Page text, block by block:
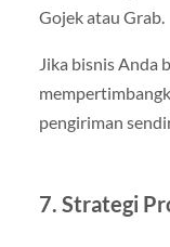
Gojek atau Grab.
Jika bisnis Anda
pengiriman
7. Strategi